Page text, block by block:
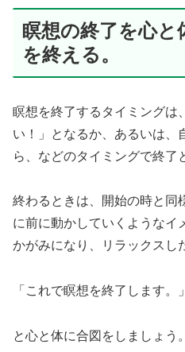
瞑想の終了を心と
を終える。
瞑想を終了するタイミングは
い！」となるか、あるいは、
ら、などのタイミングで終了
終わるときは、開始の時と同
に前に動かしていくようなイ
かがみになり、リラックスし
「これで瞑想を終了します。」
と心と体に合図をしましょう。